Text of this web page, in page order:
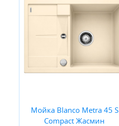
Мойка Blanco Metra 45 S
Compact Жасмин